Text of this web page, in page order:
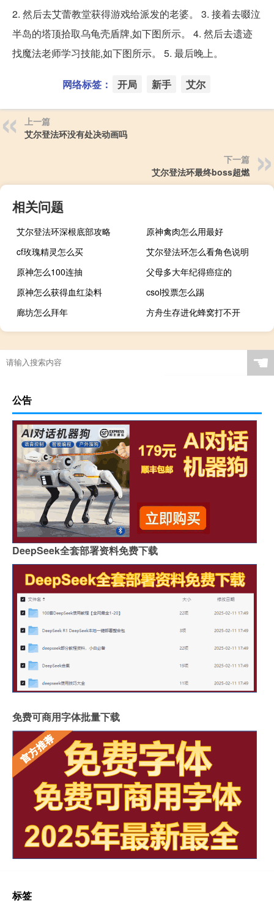
2. 然后去艾蕾教堂获得游戏给派发的老婆。 3. 接着去啜泣
半岛的塔顶拾取乌龟壳盾牌,如下图所示。 4. 然后去遗迹
找魔法老师学习技能,如下图所示。 5. 最后晚上。
网络标签： 开局 新手 艾尔
上一篇
艾尔登法环没有处决动画吗
下一篇
艾尔登法环最终boss超燃
相关问题
艾尔登法环深根底部攻略
原神禽肉怎么用最好
cf玫瑰精灵怎么买
艾尔登法环怎么看角色说明
原神怎么100连抽
父母多大年纪得癌症的
原神怎么获得血红染料
csol投票怎么踢
廊坊怎么拜年
方舟生存进化蜂窝打不开
☚
公告
DeepSeek全套部署资料免费下载
免费可商用字体批量下载
标签